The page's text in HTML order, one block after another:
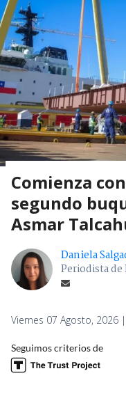
Comienza
segundo
Asmar
Daniela
Periodista
Viernes 07 Agosto, 2026
Seguimos criterios de